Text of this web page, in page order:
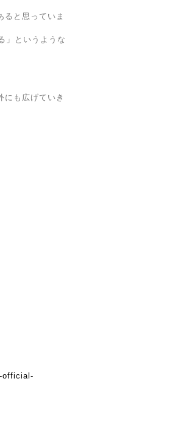
ると思っていま
」というような
にも広げていき
official-